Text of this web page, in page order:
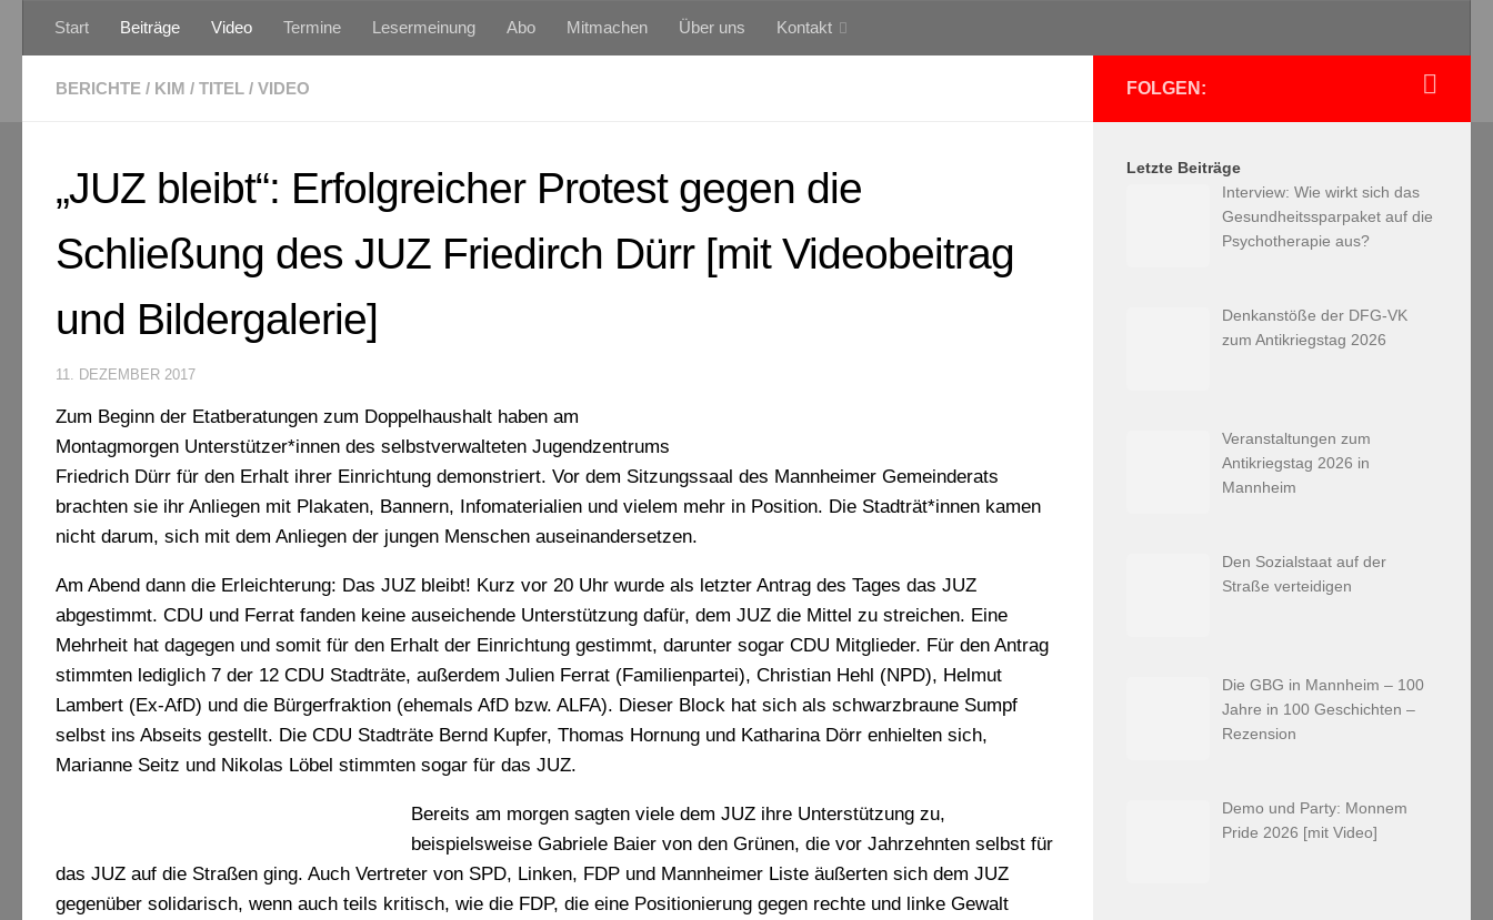
Zum Inhalt springen
Start Beiträge Video Termine Lesermeinung Abo Mitmachen Über uns Kontakt
BERICHTE / KIM / TITEL / VIDEO
„JUZ bleibt“: Erfolgreicher Protest gegen die
Schließung des JUZ Friedirch Dürr [mit Videobeitrag
und Bildergalerie]
11. DEZEMBER 2017
Zum Beginn der Etatberatungen zum Doppelhaushalt haben am
Montagmorgen Unterstützer*innen des selbstverwalteten Jugendzentrums
Friedrich Dürr für den Erhalt ihrer Einrichtung demonstriert. Vor dem Sitzungssaal des Mannheimer Gemeinderats
brachten sie ihr Anliegen mit Plakaten, Bannern, Infomaterialien und vielem mehr in Position. Die Stadträt*innen kamen
nicht darum, sich mit dem Anliegen der jungen Menschen auseinandersetzen.
Am Abend dann die Erleichterung: Das JUZ bleibt! Kurz vor 20 Uhr wurde als letzter Antrag des Tages das JUZ
abgestimmt. CDU und Ferrat fanden keine auseichende Unterstützung dafür, dem JUZ die Mittel zu streichen. Eine
Mehrheit hat dagegen und somit für den Erhalt der Einrichtung gestimmt, darunter sogar CDU Mitglieder. Für den Antrag
stimmten lediglich 7 der 12 CDU Stadträte, außerdem Julien Ferrat (Familienpartei), Christian Hehl (NPD), Helmut
Lambert (Ex-AfD) und die Bürgerfraktion (ehemals AfD bzw. ALFA). Dieser Block hat sich als schwarzbraune Sumpf
selbst ins Abseits gestellt. Die CDU Stadträte Bernd Kupfer, Thomas Hornung und Katharina Dörr enhielten sich,
Marianne Seitz und Nikolas Löbel stimmten sogar für das JUZ.
Bereits am morgen sagten viele dem JUZ ihre Unterstützung zu,
beispielsweise Gabriele Baier von den Grünen, die vor Jahrzehnten selbst für
das JUZ auf die Straßen ging. Auch Vertreter von SPD, Linken, FDP und Mannheimer Liste äußerten sich dem JUZ
gegenüber solidarisch, wenn auch teils kritisch, wie die FDP, die eine Positionierung gegen rechte und linke Gewalt
FOLGEN:
Letzte Beiträge
Interview: Wie wirkt sich das
Gesundheitssparpaket auf die
Psychotherapie aus?
Denkanstöße der DFG-VK
zum Antikriegstag 2026
Veranstaltungen zum
Antikriegstag 2026 in
Mannheim
Den Sozialstaat auf der
Straße verteidigen
Die GBG in Mannheim – 100
Jahre in 100 Geschichten –
Rezension
Demo und Party: Monnem
Pride 2026 [mit Video]